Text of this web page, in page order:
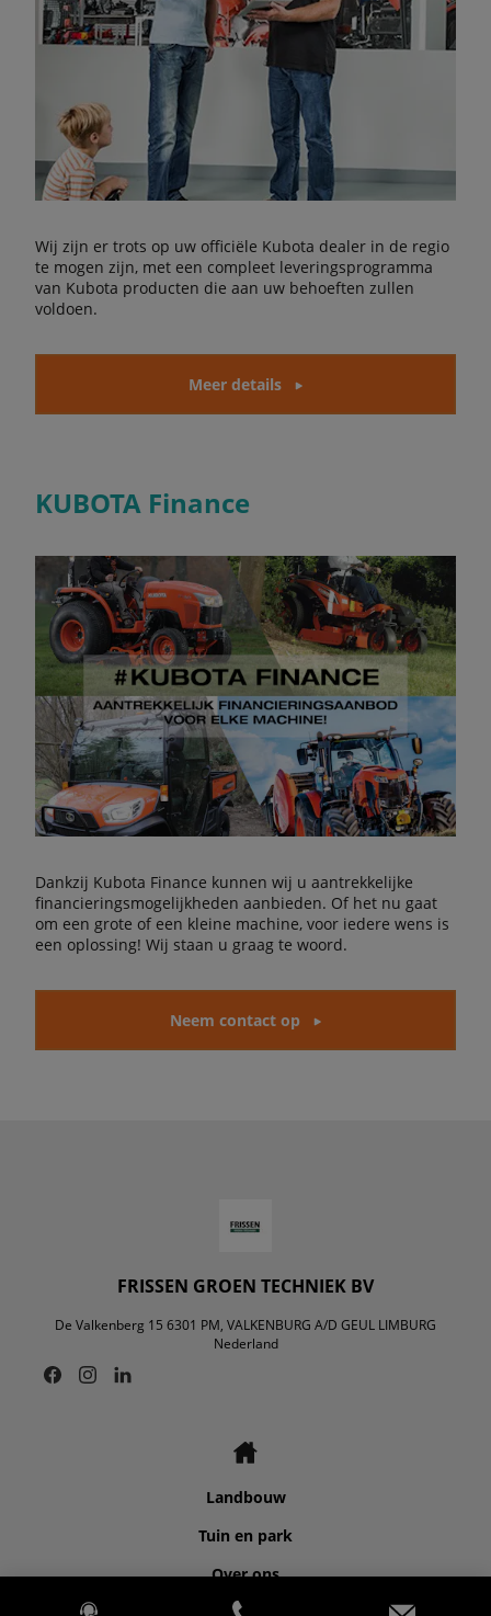
Wij zijn er trots op uw officiële Kubota dealer in de regio
te mogen zijn, met een compleet leveringsprogramma
van Kubota producten die aan uw behoeften zullen
voldoen.
Meer details
KUBOTA Finance
Dankzij Kubota Finance kunnen wij u aantrekkelijke
financieringsmogelijkheden aanbieden. Of het nu gaat
om een grote of een kleine machine, voor iedere wens is
een oplossing! Wij staan u graag te woord.
Neem contact op
FRISSEN GROEN TECHNIEK BV
De Valkenberg 15 6301 PM, VALKENBURG A/D GEUL LIMBURG
Nederland
Landbouw
Tuin en park
Over ons